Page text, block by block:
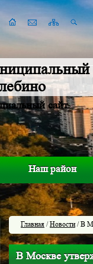
сайт
Наш район
Главная /Новости/ В
В Москве